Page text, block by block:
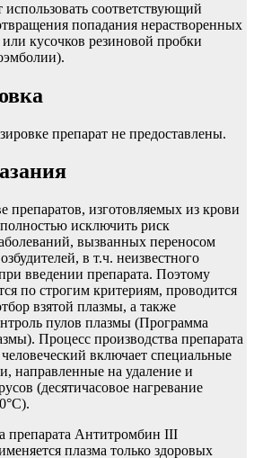
использовать соответствующий
попадания нерастворенных
кусочков резиновой пробки
препарат не предоставлены.
препаратов, изготовляемых из крови
полностью исключить риск
вызванных переносом
в т.ч. неизвестного
введении препарата. Поэтому
по строгим критериям, проводится
взятой плазмы, а также
пулов плазмы (Программа
Процесс производства препарата
включает специальные
направленные на удаление и
(десятичасовое нагревание
препарата Антитромбин III
плазма только здоровых